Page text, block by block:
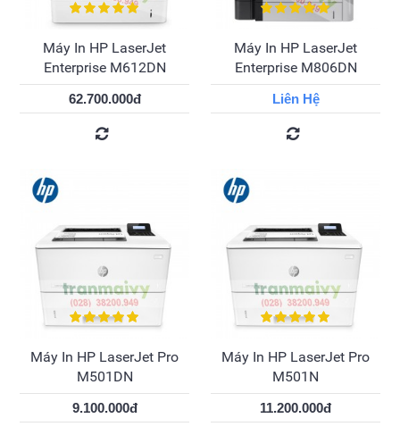
Máy In HP LaserJet
Enterprise M612DN
62.700.000đ
Máy In HP LaserJet
Enterprise M806DN
Liên Hệ
Máy In HP LaserJet Pro
M501DN
9.100.000đ
Máy In HP LaserJet Pro
M501N
11.200.000đ